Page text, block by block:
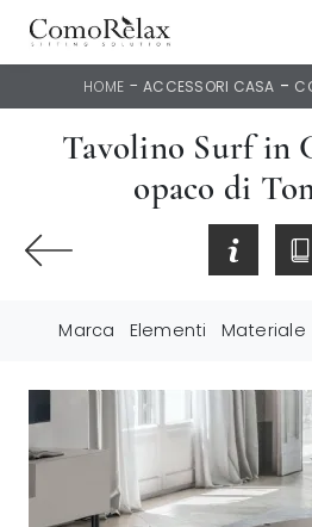
HOME - ACCESSORI CASA -
Tavolino Surf in
opaco di
Marca Elementi Materiale